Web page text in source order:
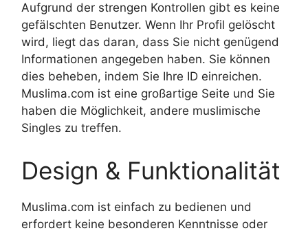
Aufgrund der strengen Kontrollen gibt es keine
gefälschten Benutzer. Wenn Ihr Profil gelöscht
wird, liegt das daran, dass Sie nicht genügend
Informationen angegeben haben. Sie können
dies beheben, indem Sie Ihre ID einreichen.
Muslima.com ist eine großartige Seite und Sie
haben die Möglichkeit, andere muslimische
Singles zu treffen.
Design & Funktionalität
Muslima.com ist einfach zu bedienen und
erfordert keine besonderen Kenntnisse oder